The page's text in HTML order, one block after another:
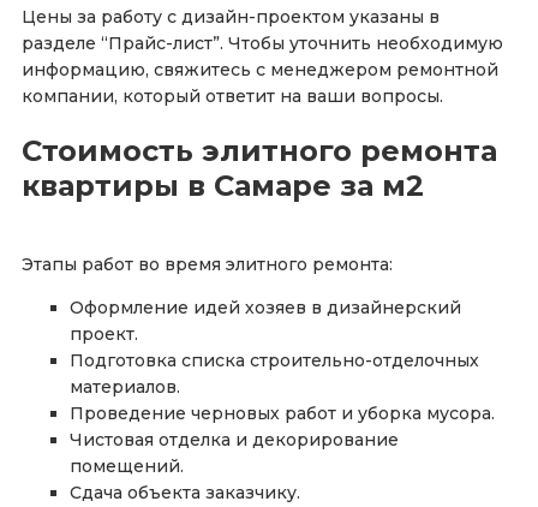
Цены за работу с дизайн-проектом указаны в
разделе “Прайс-лист”. Чтобы уточнить необходимую
информацию, свяжитесь с менеджером ремонтной
компании, который ответит на ваши вопросы.
Стоимость элитного ремонта
квартиры в Самаре за м2
Этапы работ во время элитного ремонта:
Оформление идей хозяев в дизайнерский
проект.
Подготовка списка строительно-отделочных
материалов.
Проведение черновых работ и уборка мусора.
Чистовая отделка и декорирование
помещений.
Сдача объекта заказчику.